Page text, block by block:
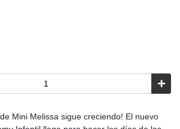
Mini Melissa sigue creciendo! El nuevo